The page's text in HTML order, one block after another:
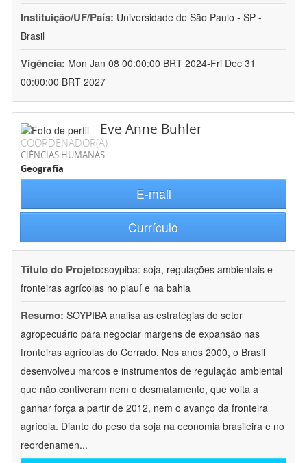
Instituição/UF/País: Universidade de São Paulo - SP -
Brasil
Vigência: Mon Jan 08 00:00:00 BRT 2024-Fri Dec 31
00:00:00 BRT 2027
Eve Anne Buhler
COORDENADOR(A)
CIÊNCIAS HUMANAS
Geografia
E-mail
Currículo
Título do Projeto:soypiba: soja, regulações ambientais e
fronteiras agrícolas no piauí e na bahia
Resumo: SOYPIBA analisa as estratégias do setor
agropecuário para negociar margens de expansão nas
fronteiras agrícolas do Cerrado. Nos anos 2000, o Brasil
desenvolveu marcos e instrumentos de regulação ambiental
que não contiveram nem o desmatamento, que volta a
ganhar força a partir de 2012, nem o avanço da fronteira
agrícola. Diante do peso da soja na economia brasileira e no
reordenamen...